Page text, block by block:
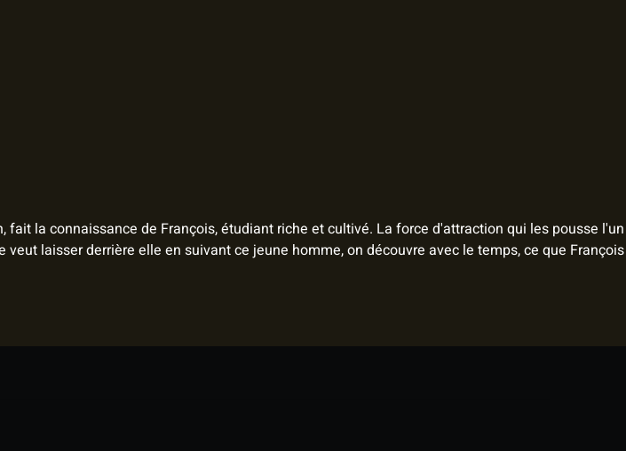
la connaissance de François, étudiant riche et cultivé. La force d'attraction qui les pousse l'un
laisser derrière elle en suivant ce jeune homme, on découvre avec le temps, ce que François